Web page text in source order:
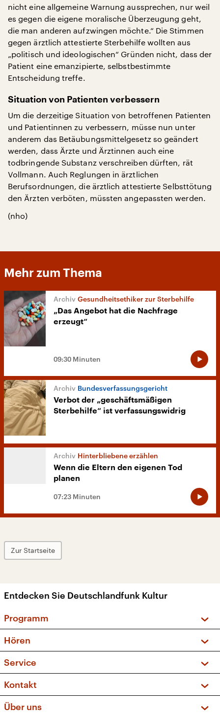
nicht eine allgemeine Warnung aussprechen, nur weil
es gegen die eigene moralische Überzeugung geht,
die man anderen aufzwingen möchte.“ Die Stimmen
gegen ärztlich attestierte Sterbehilfe wollten aus
„politisch und ideologischen“ Gründen nicht, dass der
Patient eine emanzipierte, selbstbestimmte
Entscheidung treffe.
Situation von Patienten verbessern
Um die derzeitige Situation von betroffenen Patienten
und Patientinnen zu verbessern, müsse nun unter
anderem das Betäubungsmittelgesetz so geändert
werden, dass Ärzte und Ärztinnen auch eine
todbringende Substanz verschreiben dürften, rät
Vollmann. Auch Reglungen in ärztlichen
Berufsordnungen, die ärztlich attestierte Selbsttötung
den Ärzten verböten, müssten angepassten werden.
(nho)
Mehr zum Thema
Gesundheitsethiker zur Sterbehilfe
„Das Angebot hat die Nachfrage
erzeugt“
09:30 Minuten
Bundesverfassungsgericht
Verbot der „geschäftsmäßigen
Sterbehilfe“ ist verfassungswidrig
Hinterbliebene erzählen
Wenn die Eltern den eigenen Tod
planen
07:23 Minuten
Zur Startseite
Entdecken Sie Deutschlandfunk Kultur
Programm
Sendungen und Podcasts
Musikliste
Kakadu – Das Kinderprogramm
Hören
Frequenzen (UKW + DAB+)
Service
FAQ
Apps
Newsletter
Kontakt
Über uns